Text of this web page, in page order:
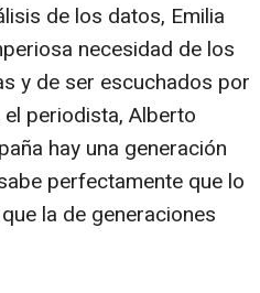
de los datos, Emilia
necesidad de los
y de ser escuchados por
periodista, Alberto
hay una generación
perfectamente que lo
la de generaciones